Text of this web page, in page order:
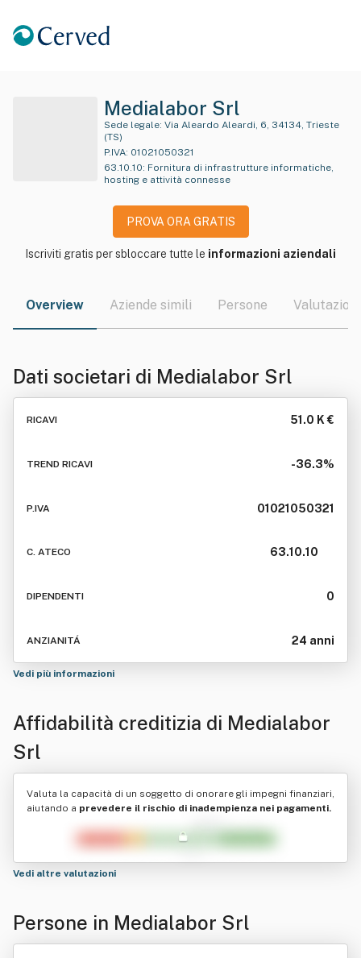
Medialabor Srl
Sede legale:
(TS)
P.IVA: 01021050321
63.10.10: Fornitura di infrastrutture informatiche,
hosting e attività connesse
PROVA ORA GRATIS
Iscriviti gratis per sbloccare tutte le informazioni aziendali
Overview Aziende simili Persone Valutazioni
Dati societari di Medialabor Srl
RICAVI 51.0 K €
TREND RICAVI -36.3%
P.IVA 01021050321
C. ATECO 63.10.10
DIPENDENTI 0
ANZIANITÁ 24 anni
Vedi più informazioni
Affidabilità creditizia di Medialabor
Srl
Valuta la capacità di un soggetto di onorare gli impegni finanziari,
aiutando a prevedere il rischio di inadempienza nei pagamenti.
Vedi altre valutazioni
Persone in Medialabor Srl